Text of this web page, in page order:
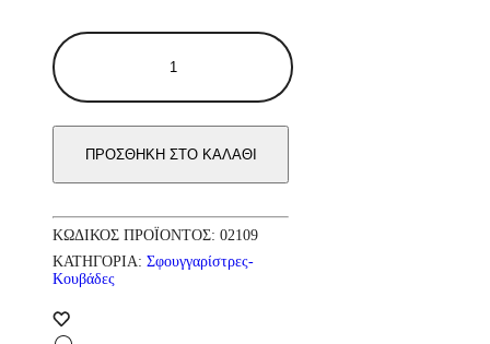
silken
Σφουγγαρίστρα
ποσότητα
ΠΡΟΣΘΉΚΗ ΣΤΟ ΚΑΛΆΘΙ
ΚΩΔΙΚΌΣ ΠΡΟΪΌΝΤΟΣ: 02109
ΚΑΤΗΓΟΡΊΑ: Σφουγγαρίστρες-
Κουβάδες